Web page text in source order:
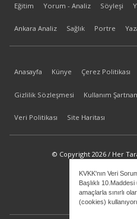
KVKK'nın Veri
Başlıklı
amaçlarla sınırlı
(cookies)
Eğitim Yorum - Analiz Söyleşi
Ankara Analiz Sağlık Portre
Anasayfa Künye Çerez Politikası
Gizlilik Sözleşmesi Kullanım
Veri Politikası Site Haritası
© Copyright 2026 / Her